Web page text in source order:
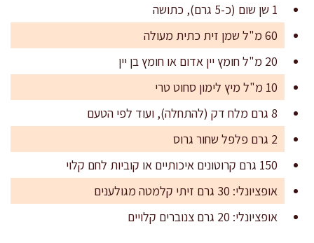
1 שן שום (כ-5 גרם), כתושה
60 מ"ל שמן זית כתית מעולה
20 מ"ל חומץ יין אדום או חומץ בן יין
10 מ"ל מיץ לימון סחוט טרי
8 גרם מלח דק (להתחלה), ועוד לפי הטעם
2 גרם פלפל שחור גרוס
150 גרם קרוטונים איכותיים או קוביות לחם קלוי
אופציונלי: 30 גרם זיתי קלמטה מגולענים
אופציונלי: 20 גרם צנוברים קלויים